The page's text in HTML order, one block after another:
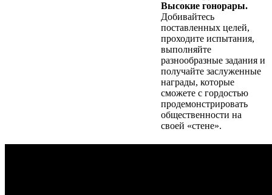
Высокие гонорары.
Добивайтесь
поставленных целей,
проходите испытания,
выполняйте
разнообразные задания и
получайте заслуженные
награды, которые
сможете с гордостью
продемонстрировать
общественности на
своей «стене».